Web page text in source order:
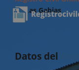
de Las Gabias
Datos del